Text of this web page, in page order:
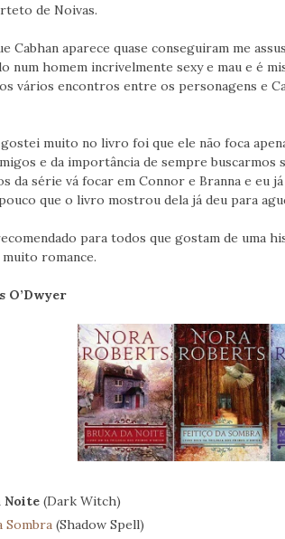
de Noivas.
Cabhan aparece quase conseguiram me
num homem incrivelmente sexy e mau e é
vários encontros entre os personagens e
muito no livro foi que ele não foca
e da importância de sempre buscarmos
da série vá focar em Connor e Branna e eu
que o livro mostrou dela já deu para
para todos que gostam de uma
romance.
O’Dwyer
Noite (Dark Witch)
Sombra (Shadow Spell)